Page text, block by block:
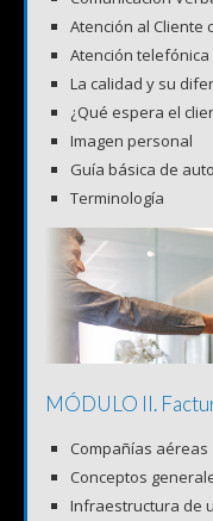
Atención al Cliente
Atención telefónica
La calidad y su
¿Qué espera el
Imagen personal
Guía básica de
Terminología
MÓDULO II.
Compañías aéreas
Conceptos
Infraestructura de